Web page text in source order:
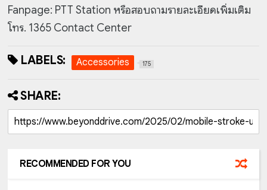
Fanpage: PTT Station หรือสอบถามรายละเอียดเพิ่มเติม
โทร. 1365 Contact Center
LABELS: Accessories 175
SHARE:
RECOMMENDED FOR YOU